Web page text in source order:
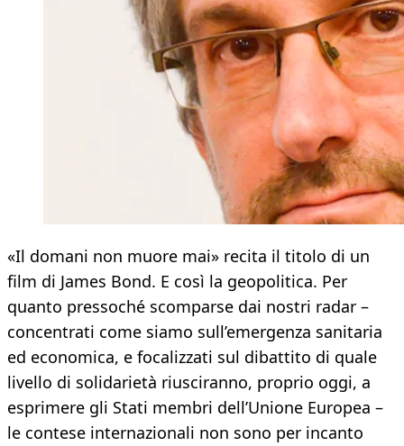
«Il domani non muore mai» recita il titolo di un
film di James Bond. E così la geopolitica. Per
quanto pressoché scomparse dai nostri radar –
concentrati come siamo sull’emergenza sanitaria
ed economica, e focalizzati sul dibattito di quale
livello di solidarietà riusciranno, proprio oggi, a
esprimere gli Stati membri dell’Unione Europea –
le contese internazionali non sono per incanto